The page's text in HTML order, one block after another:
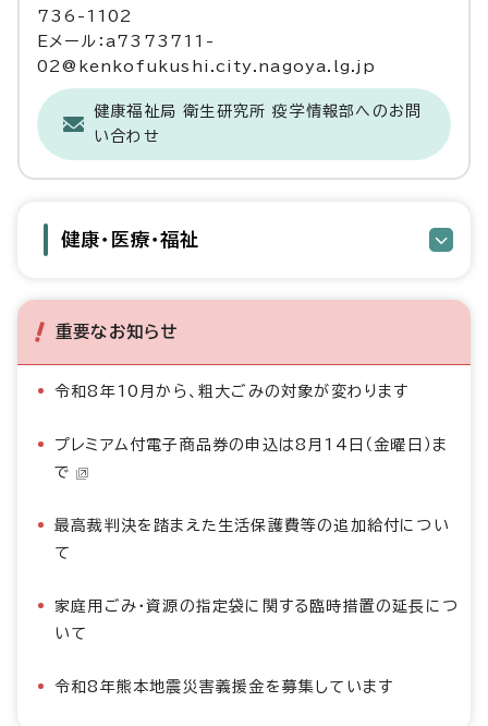
736-1102
Eメール：a7373711-
02@kenkofukushi.city.nagoya.lg.jp
健康福祉局 衛生研究所 疫学情報部へのお問
い合わせ
健康・医療・福祉
重要なお知らせ
令和8年10月から、粗大ごみの対象が変わります
プレミアム付電子商品券の申込は8月14日（金曜日）ま
で
最高裁判決を踏まえた生活保護費等の追加給付につい
て
家庭用ごみ・資源の指定袋に関する臨時措置の延長につ
いて
令和8年熊本地震災害義援金を募集しています